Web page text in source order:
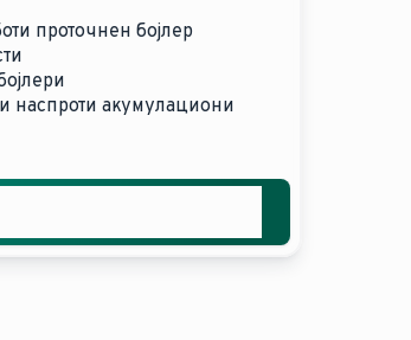
проточнен бојлер
наспроти акумулациони